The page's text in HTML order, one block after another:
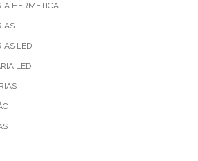
HERMETICA
LED
LED